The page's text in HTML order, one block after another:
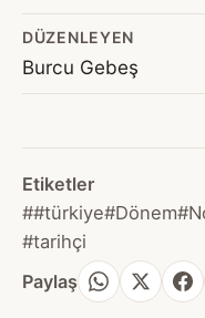
DÜZENLEYEN
Burcu Gebeş
Etiketler
##türkiye#Dönem
#tarihçi
Paylaş